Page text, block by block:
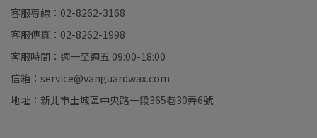
客服專線：02-8262-3168
客服傳真：02-8262-1998
客服時間：週一至週五 09:00-18:00
信箱：service@vanguardwax.com
地址：新北市土城區中央路一段365巷30弄6號